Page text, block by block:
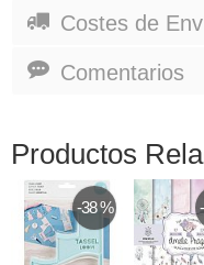
Costes de
Comentarios
Productos
-38 %